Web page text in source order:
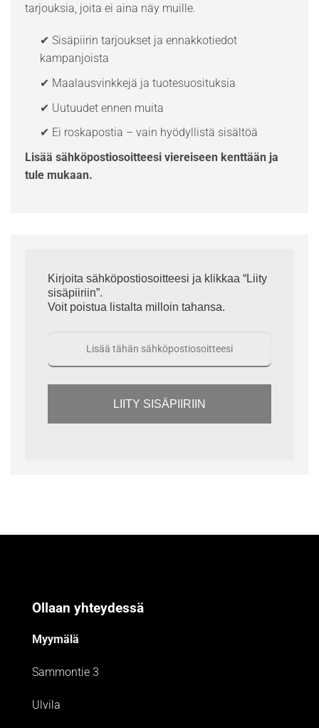
tarjouksia, joita ei aina näy muille.
✔ Sisäpiirin tarjoukset ja ennakkotiedot
kampanjoista
✔ Maalausvinkkejä ja tuotesuosituksia
✔ Uutuudet ennen muita
✔ Ei roskapostia – vain hyödyllistä sisältöä
Lisää sähköpostiosoitteesi viereiseen kenttään ja
tule mukaan.
Kirjoita sähköpostiosoitteesi ja klikkaa “Liity
sisäpiiriin”.
Voit poistua listalta milloin tahansa.
LIITY SISÄPIIRIIN
Ollaan yhteydessä
Myymälä
Sammontie 3
Ulvila